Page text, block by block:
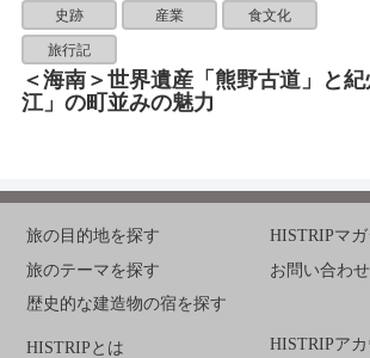
史跡 産業 食文化
旅行記
＜海南＞世界遺産「熊野古道」と
江」の町並みの魅力
旅の目的地を探す
旅のテーマを探す
歴史的な建造物の宿を探す
HISTRIPマ
お問い合わせ
HISTRIPとは HISTRIPア